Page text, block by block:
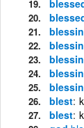
blest
blest